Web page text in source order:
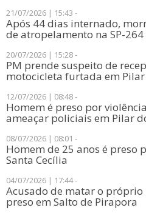
21/07/2026 | 15:43 -
​Após 44 dias internado,
de atropelamento na SP-264
20/07/2026 | 15:28 -
PM prende suspeito de
motocicleta furtada em Pilar
12/07/2026 | 08:48 -
​Homem é preso por
ameaçar policiais em Pilar
08/07/2026 | 08:01 -
​Homem de 25 anos é preso
Santa Cecília
04/07/2026 | 17:44 -
Acusado de matar o próprio
preso em Salto de Pirapora